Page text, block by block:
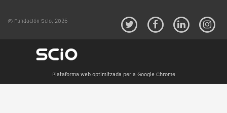
© Fundación Scio, 2026
Plataforma web optimitzada per a Google Chrome